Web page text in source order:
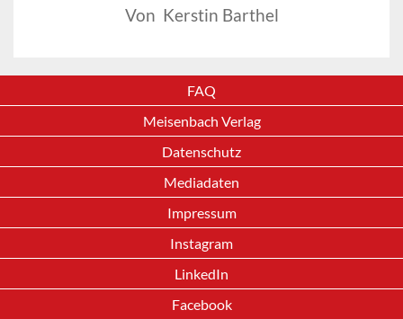
Von Kerstin Barthel
FAQ
Meisenbach Verlag
Datenschutz
Mediadaten
Impressum
Instagram
LinkedIn
Facebook